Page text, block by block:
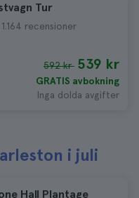
Tur
1.164 recensioner
592 kr 539 kr
GRATIS avbokning
Inga dolda avgifter
i juli
Hall Plantage